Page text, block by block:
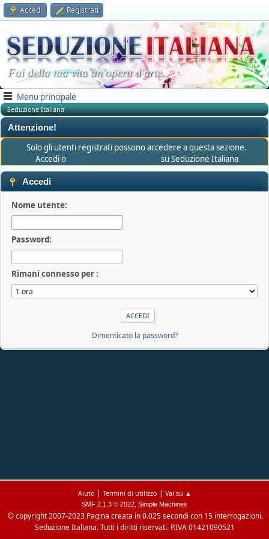
Accedi Registrati
Fai della tua vita un'opera d'arte.
Menu principale
Seduzione Italiana
Attenzione!
Solo gli utenti registrati possono accedere a questa sezione.
Accedi o crea un nuovo account su Seduzione Italiana
Accedi
Nome utente:
Password:
Rimani connesso per :
Dimenticato la password?
Aiuto | Termini di utilizzo | Vai su ▲
SMF 2.1.3 © 2022, Simple Machines
Pagina creata in 0.025 secondi con 15 interrogazioni.
© copyright 2007-2023
Seduzione Italiana. Tutti i diritti riservati. P.IVA 01421090521